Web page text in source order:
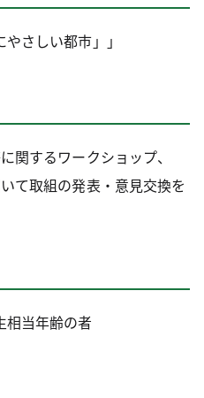
さしい都市」」
関するワークショップ、
て取組の発表・意見交換を
相当年齢の者